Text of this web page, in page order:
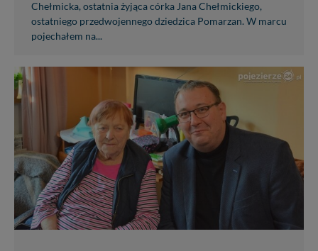
Chełmicka, ostatnia żyjąca córka Jana Chełmickiego,
ostatniego przedwojennego dziedzica Pomarzan. W marcu
pojechałem na...